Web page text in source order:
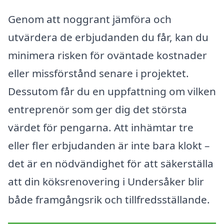
Genom att noggrant jämföra och
utvärdera de erbjudanden du får, kan du
minimera risken för oväntade kostnader
eller missförstånd senare i projektet.
Dessutom får du en uppfattning om vilken
entreprenör som ger dig det största
värdet för pengarna. Att inhämtar tre
eller fler erbjudanden är inte bara klokt –
det är en nödvändighet för att säkerställa
att din köksrenovering i Undersåker blir
både framgångsrik och tillfredsställande.